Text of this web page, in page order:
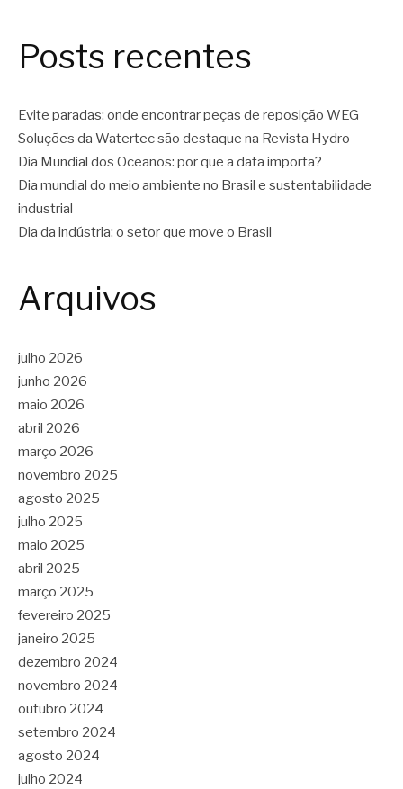
Posts recentes
Evite paradas: onde encontrar peças de reposição WEG
Soluções da Watertec são destaque na Revista Hydro
Dia Mundial dos Oceanos: por que a data importa?
Dia mundial do meio ambiente no Brasil e sustentabilidade
industrial
Dia da indústria: o setor que move o Brasil
Arquivos
julho 2026
junho 2026
maio 2026
abril 2026
março 2026
novembro 2025
agosto 2025
julho 2025
maio 2025
abril 2025
março 2025
fevereiro 2025
janeiro 2025
dezembro 2024
novembro 2024
outubro 2024
setembro 2024
agosto 2024
julho 2024